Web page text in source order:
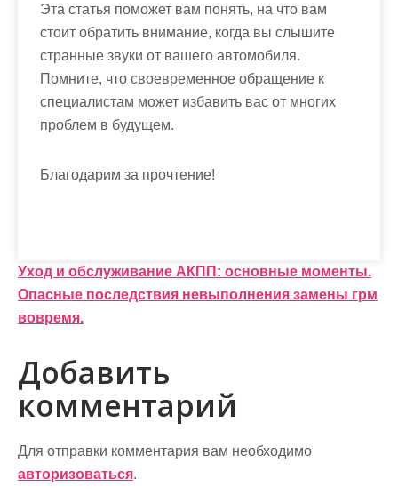
Эта статья поможет вам понять, на что вам
стоит обратить внимание, когда вы слышите
странные звуки от вашего автомобиля.
Помните, что своевременное обращение к
специалистам может избавить вас от многих
проблем в будущем.
Благодарим за прочтение!
Н
а
и
г
а
ц
Уход и обслуживание АКПП: основные моменты.
Опасные последствия невыполнения замены грм
вовремя.
Добавить
комментарий
Для отправки комментария вам необходимо
авторизоваться.